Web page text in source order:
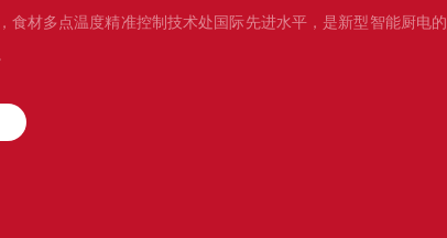
食材多点温度精准控制技术处国际先进水平，是新型智能厨电的